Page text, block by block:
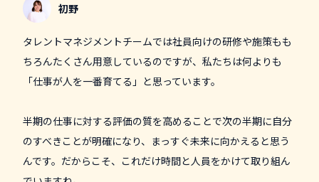
初野
タレントマネジメントチームでは社員向けの研修や施策もも
ちろんたくさん用意しているのですが、私たちは何よりも
「仕事が人を一番育てる」と思っています。
半期の仕事に対する評価の質を高めることで次の半期に自分
のすべきことが明確になり、まっすぐ未来に向かえると思う
んです。だからこそ、これだけ時間と人員をかけて取り組ん